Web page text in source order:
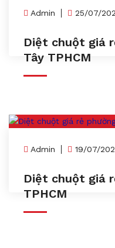
Admin 25/07/
Diệt chuột giá
Tây TPHCM
Admin 19/07/
Diệt chuột giá
TPHCM